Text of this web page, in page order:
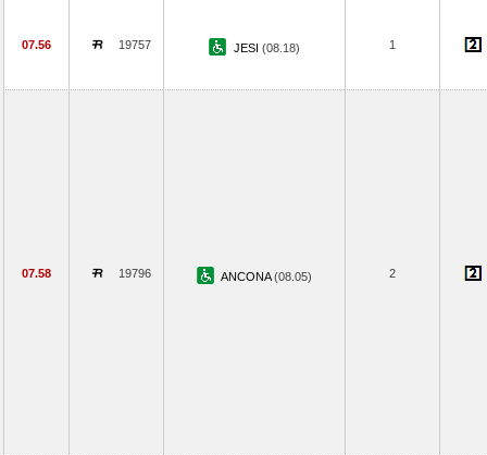
07.56 19757 JESI (08.18) 1
07.58 19796 ANCONA(08.05) 2